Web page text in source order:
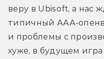
веру в Ubisoft, а нас
типичный ААА-
и проблемы с
хуже, в будущем